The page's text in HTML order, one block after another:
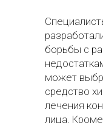
борьбы с
может
средство
лечения
лица.